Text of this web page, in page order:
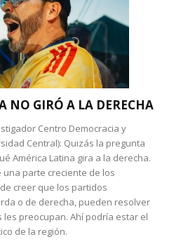
NO GIRÓ A LA DERECHA
Centro Democracia y
Central): Quizás la pregunta
América Latina gira a la derecha.
parte creciente de los
creer que los partidos
o de derecha, pueden resolver
preocupan. Ahí podría estar el
de la región.